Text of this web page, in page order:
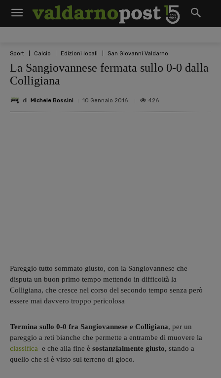
Sport Calcio Edizioni locali San Giovanni Valdarno
La Sangiovannese fermata sullo 0-0 dalla
Colligiana
di Michele Bossini 10 Gennaio 2016 426
Pareggio tutto sommato giusto, con la Sangiovannese che
disputa un buon primo tempo mettendo in difficoltà la
Colligiana, che cresce nel corso del secondo tempo senza però
essere mai davvero troppo pericolosa
Termina sullo 0-0 fra Sangiovannese e Colligiana, per un
pareggio a reti bianche che permette a entrambe di muovere la
classifica e che alla fine è sostanzialmente giusto, stando a
quello che si è visto sul terreno di gioco.